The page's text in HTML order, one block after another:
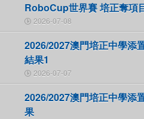
RoboCup世界賽 培正奪項
2026-07-08
2026/2027澳門培正中學添
結果1
2026-07-07
2026/2027澳門培正中學添
果